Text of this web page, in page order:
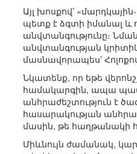
Այլ խոսքով՝
պետք է ձգտի իմանալ և
անվտանգությունը։
անվտանգության
մասնավորապես՝
Նկատենք, որ եթե
համակարգին, ապա
անհրաժեշտություն է
հասարակության
մասին, թե հաղթանակի
Միևնույն ժամանակ,